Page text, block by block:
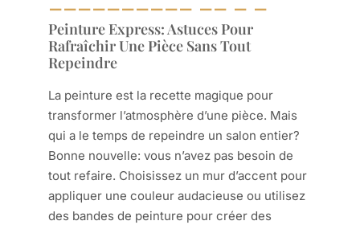
Peinture Express: Astuces Pour
Rafraîchir Une Pièce Sans Tout
Repeindre
La peinture est la recette magique pour
transformer l’atmosphère d’une pièce. Mais
qui a le temps de repeindre un salon entier?
Bonne nouvelle: vous n’avez pas besoin de
tout refaire. Choisissez un mur d’accent pour
appliquer une couleur audacieuse ou utilisez
des bandes de peinture pour créer des